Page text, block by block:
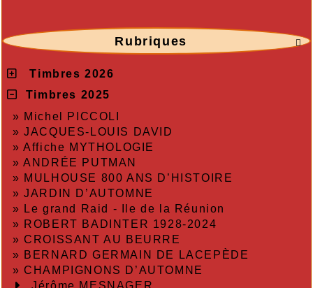

Rubriques
Timbres 2026
Timbres 2025
» Michel PICCOLI
»JACQUES-LOUIS DAVID
»Affiche MYTHOLOGIE
»ANDRÉE PUTMAN
» MULHOUSE 800 ANS D’HISTOIRE
»JARDIN D’AUTOMNE
» Le grand Raid - Ile de la Réunion
» ROBERT BADINTER 1928-2024
»CROISSANT AU BEURRE
» BERNARD GERMAIN DE LACEPÈDE
»CHAMPIGNONS D’AUTOMNE
Jérôme MESNAGER